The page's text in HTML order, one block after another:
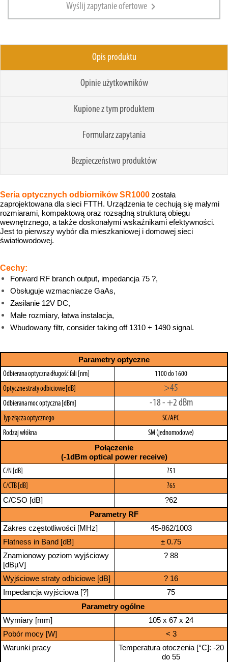
Wyślij zapytanie ofertowe chevron_right
Opis produktu
Opinie użytkowników
Kupione z tym produktem
Formularz zapytania
Bezpieczeństwo produktów
Seria optycznych odbiorników SR1000 została
zaprojektowana dla sieci FTTH. Urządzenia te cechują się małymi
rozmiarami, kompaktową oraz rozsądną strukturą obiegu
wewnętrznego, a także doskonałymi wskaźnikami efektywności.
Jest to pierwszy wybór dla mieszkaniowej i domowej sieci
światłowodowej.
Cechy:
Forward RF branch output, impedancja 75 ?,
Obsługuje wzmacniacze GaAs,
Zasilanie 12V DC,
Małe rozmiary, łatwa instalacja,
Wbudowany filtr, consider taking off 1310 + 1490 signal.
Parametry optyczne
Odbierana optyczna długość fali [nm]
1100 do 1600
Optyczne straty odbiciowe [dB]
>45
Odbierana moc optyczna [dBm] -18 - +2 dBm
Typ złącza optycznego
SC/APC
Rodzaj włókna
SM (jednomodowe)
Połączenie
(-1dBm optical power receive)
C/N [dB]
?51
C/CTB [dB]
?65
C/CSO [dB]
?62
Parametry RF
Zakres częstotliwości [MHz]
45-862/1003
Flatness in Band [dB]
± 0.75
Znamionowy poziom wyjściowy
[dBµV]
? 88
Wyjściowe straty odbiciowe [dB]
? 16
Impedancja wyjściowa [?]
75
Parametry ogólne
Wymiary [mm]
105 x 67 x 24
Pobór mocy [W]
< 3
Warunki pracy
Temperatura otoczenia [°C]: -20
do 55